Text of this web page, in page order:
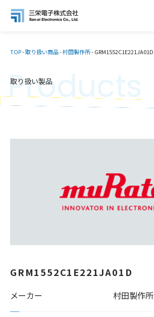
TOP-取り扱い商品-村田製作所-GRM1552C1E221JA01D
取り扱い製品
Products
GRM1552C1E221JA01D
メーカー 村田製作所